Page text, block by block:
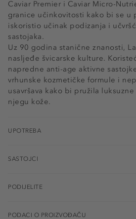
Caviar Premier i Caviar Micro-
granice učinkovitosti kako bi se u
iskoristio učinak podizanja i
sastojaka.
Uz 90 godina stanične znanosti,
nasljeđe švicarske kulture.
napredne anti-age aktivne
vrhunske kozmetičke formule i
usavršava kako bi pružila
njegu kože.
UPOTREBA
SASTOJCI
PODIJELITE
PODACI O PROIZVOĐAČU